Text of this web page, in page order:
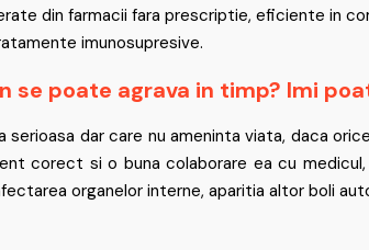
din farmacii fara prescriptie, eficiente in
imunosupresive.
se poate agrava in timp? Imi
serioasa dar care nu ameninta viata, daca
corect si o buna colaborare ea cu
organelor interne, aparitia altor boli